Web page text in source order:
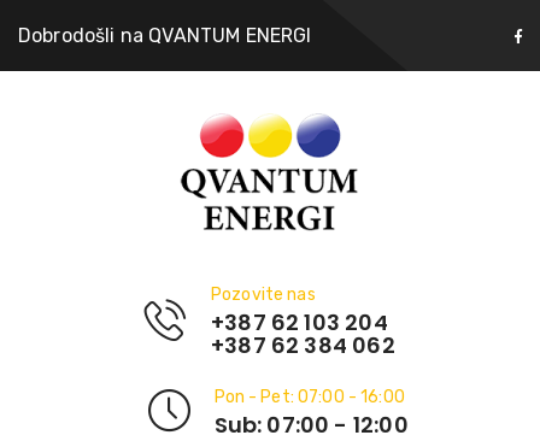
Dobrodošli na QVANTUM ENERGI
Pozovite nas
+387 62 103 204
+387 62 384 062
Pon - Pet: 07:00 - 16:00
Sub: 07:00 - 12:00